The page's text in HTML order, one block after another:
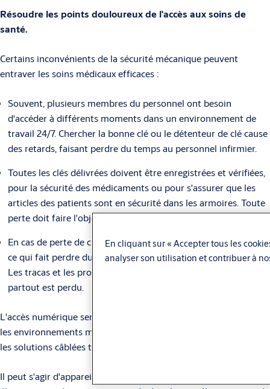
Résoudre les points douloureux de l'accès aux soins de
santé.
Certains inconvénients de la sécurité mécanique peuvent
entraver les soins médicaux efficaces :
Souvent, plusieurs membres du personnel ont besoin
d'accéder à différents moments dans un environnement de
travail 24/7. Chercher la bonne clé ou le détenteur de clé cause
des retards, faisant perdre du temps au personnel infirmier.
Toutes les clés délivrées doivent être enregistrées et vérifiées,
pour la sécurité des médicaments ou pour s'assurer que les
articles des patients sont en sécurité dans les armoires. Toute
perte doit faire l'objet d'une enquête.
En cas de perte de clés, les serrures doivent être remplacées,
ce qui fait perdre du temps au personnel et coûte de l'argent.
Les tracas et les problèmes se multiplient lorsqu'un passe-
partout est perdu.
L'accès numérique semble être une solution évidente. Pourtant,
les environnements médicaux ont souvent des points d'accès où
les solutions câblées traditionnelles ne peuvent atteindre.
Il peut s'agir d'appareils mobiles, tels que les chariots
En cliquant sur « Accepter tous les
analyser son utilisation et contribuer à